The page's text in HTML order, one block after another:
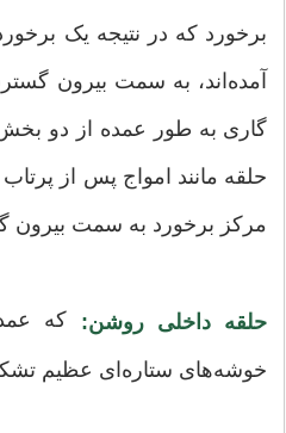
برخورد که در نتیجه یک
آمده‌اند، به سمت بیرون
گاری به طور عمده از دو
حلقه مانند امواج پس از
مرکز برخورد به سمت بیرون
حلقه داخلی روشن: که
خوشه‌های ستاره‌ای عظیم